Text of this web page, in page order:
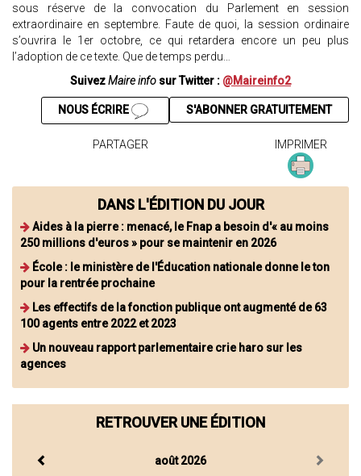
sous réserve de la convocation du Parlement en session
extraordinaire en septembre. Faute de quoi, la session ordinaire
s’ouvrira le 1er octobre, ce qui retardera encore un peu plus
l’adoption de ce texte. Que de temps perdu…
SuivezMaire info sur Twitter : @Maireinfo2
S'ABONNER GRATUITEMENT
NOUS ÉCRIRE
PARTAGER IMPRIMER
DANS L'ÉDITION DU JOUR
Aides à la pierre : menacé, le Fnap a besoin d'« au moins
250 millions d'euros » pour se maintenir en 2026
École : le ministère de l'Éducation nationale donne le ton
pour la rentrée prochaine
Les effectifs de la fonction publique ont augmenté de 63
100 agents entre 2022 et 2023
Un nouveau rapport parlementaire crie haro sur les
agences
RETROUVER UNE ÉDITION
août 2026